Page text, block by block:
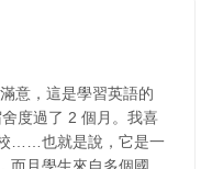
意，這是學習英語的
度過了 2 個月。我喜
……也就是說，它是一